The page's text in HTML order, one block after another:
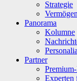
Strategie
Vermögen
Panorama
Kolumne
Personalia
Partner
Experten